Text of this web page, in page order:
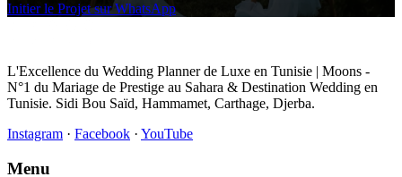
Initier le Projet sur WhatsApp
L'Excellence du Wedding Planner de Luxe en Tunisie | Moons -
N°1 du Mariage de Prestige au Sahara & Destination Wedding en
Tunisie. Sidi Bou Saïd, Hammamet, Carthage, Djerba.
Instagram · Facebook · YouTube
Menu